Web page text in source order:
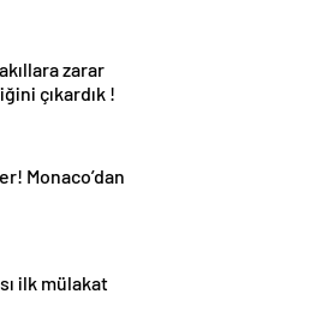
zarar
çıkardık !
Monaco’dan
ilk mülakat